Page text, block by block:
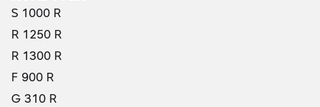
S 1000 R
R 1250 R
R 1300 R
F 900 R
G 310 R